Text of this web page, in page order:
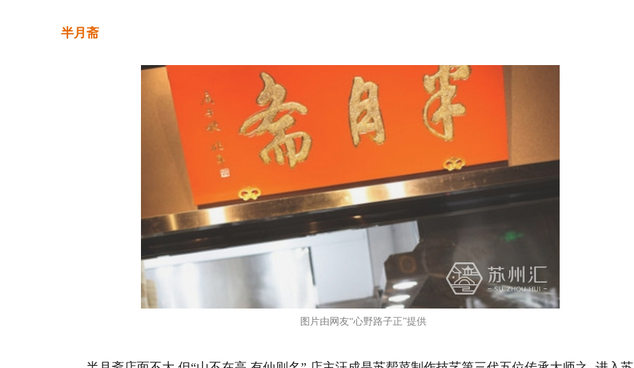
半月斋
图片由网友“心野路子正”提供